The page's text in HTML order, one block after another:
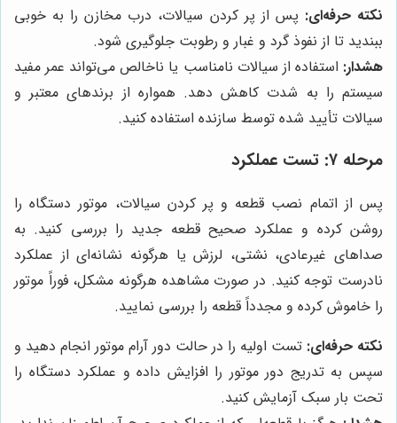
نکته حرفه‌ای: پس از پر کردن سیالات، درب مخازن را به خوبی
ببندید تا از نفوذ گرد و غبار و رطوبت جلوگیری شود.
هشدار: استفاده از سیالات نامناسب یا ناخالص می‌تواند عمر مفید
سیستم را به شدت کاهش دهد. همواره از برندهای معتبر و
سیالات تأیید شده توسط سازنده استفاده کنید.
مرحله ۷: تست عملکرد
پس از اتمام نصب قطعه و پر کردن سیالات، موتور دستگاه را
روشن کرده و عملکرد صحیح قطعه جدید را بررسی کنید. به
صداهای غیرعادی، نشتی، لرزش یا هرگونه نشانه‌ای از عملکرد
نادرست توجه کنید. در صورت مشاهده هرگونه مشکل، فوراً موتور
را خاموش کرده و مجدداً قطعه را بررسی نمایید.
نکته حرفه‌ای: تست اولیه را در حالت دور آرام موتور انجام دهید و
سپس به تدریج دور موتور را افزایش داده و عملکرد دستگاه را
تحت بار سبک آزمایش کنید.